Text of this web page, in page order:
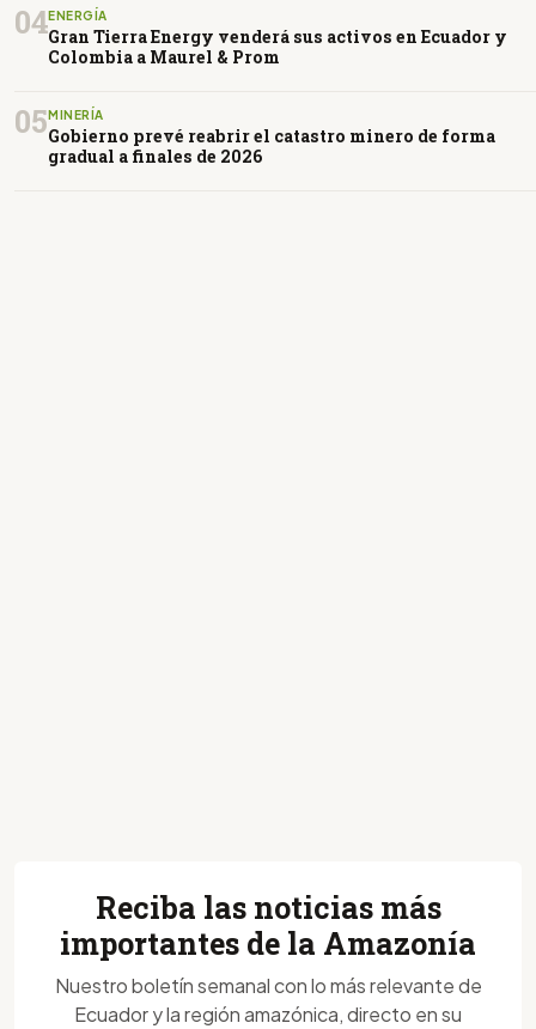
04ENERGÍA
Gran Tierra Energy venderá sus activos en Ecuador y
Colombia a Maurel & Prom
05MINERÍA
Gobierno prevé reabrir el catastro minero de forma
gradual a finales de 2026
Reciba las noticias más
importantes de la Amazonía
Nuestro boletín semanal con lo más relevante de
Ecuador y la región amazónica, directo en su